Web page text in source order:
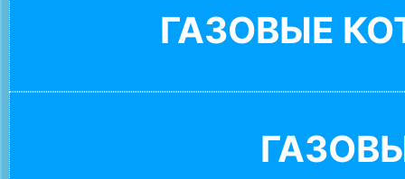
ГАЗОВЫЕ